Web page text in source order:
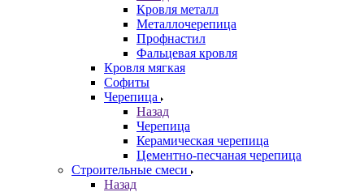
Кровля металл
Металлочерепица
Профнастил
Фальцевая кровля
Кровля мягкая
Софиты
Черепица
Назад
Черепица
Керамическая черепица
Цементно-песчаная черепица
Строительные смеси
Назад